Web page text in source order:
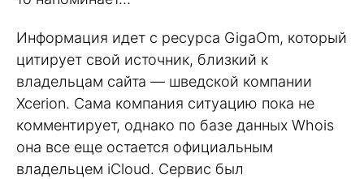
Информация идет с ресурса GigaOm, который
цитирует свой источник, близкий к
владельцам сайта — шведской компании
Xcerion. Сама компания ситуацию пока не
комментирует, однако по базе данных Whois
она все еще остается официальным
владельцем iCloud. Сервис был